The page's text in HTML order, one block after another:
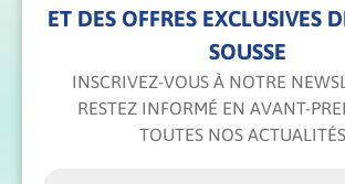
ET DES OFFRES EXCLUSIVES
SOUSSE
INSCRIVEZ-VOUS À NOTRE
RESTEZ INFORMÉ EN AVANT-
TOUTES NOS